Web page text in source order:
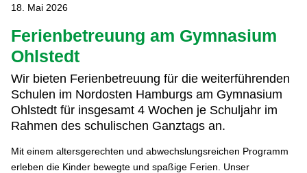
18. Mai 2026
Ferienbetreuung am Gymnasium
Ohlstedt
Wir bieten Ferienbetreuung für die weiterführenden
Schulen im Nordosten Hamburgs am Gymnasium
Ohlstedt für insgesamt 4 Wochen je Schuljahr im
Rahmen des schulischen Ganztags an.
Mit einem altersgerechten und abwechslungsreichen Programm
erleben die Kinder bewegte und spaßige Ferien. Unser